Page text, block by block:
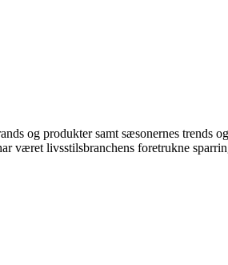
og produkter samt sæsonernes trends
været livsstilsbranchens foretrukne